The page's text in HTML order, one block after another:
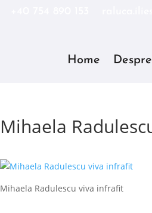
Home
Mihaela
Mihaela Radulescu viva infrafit